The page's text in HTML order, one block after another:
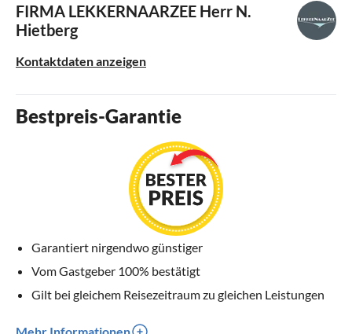
FIRMA LEKKERNAARZEE Herr N.
Hietberg
Kontaktdaten anzeigen
Bestpreis-Garantie
Garantiert nirgendwo günstiger
Vom Gastgeber 100% bestätigt
Gilt bei gleichem Reisezeitraum zu gleichen Leistungen
Mehr Informationen